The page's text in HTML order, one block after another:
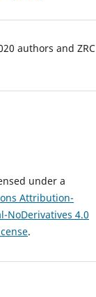
authors and ZRC
under a
Attribution-
NoDerivatives 4.0
.